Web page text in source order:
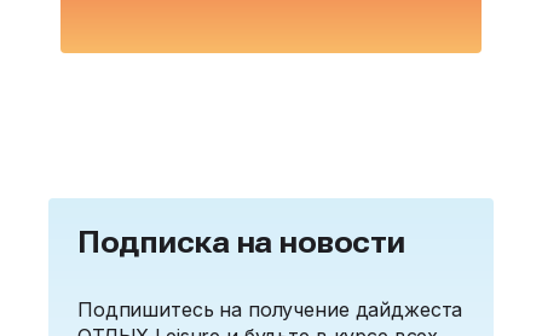
Подписка на новости
Подпишитесь на получение дайджеста